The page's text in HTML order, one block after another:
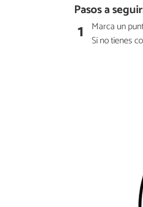
Pasos a
1
Marca un
Si no tienes